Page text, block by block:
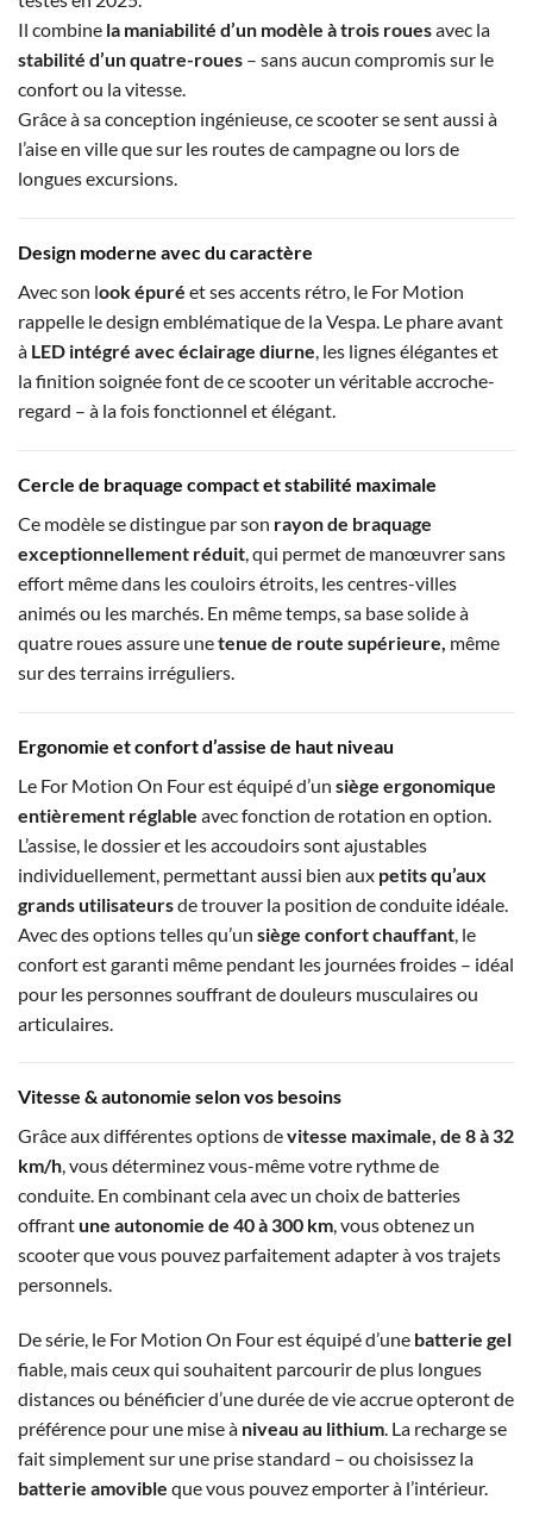
Il combine la maniabilité d’un modèle à trois rouesavec la
stabilité d’un quatre-roues – sans aucun compromis sur le
confort ou la vitesse.
Grâce à sa conception ingénieuse, ce scooter se sent aussi à
l’aise en ville que sur les routes de campagne ou lors de
longues excursions.
Design moderne avec du caractère
Avec son look épuré et ses accents rétro, le For Motion
rappelle le design emblématique de la Vespa. Le phare avant
à LED intégré avec éclairage diurne, les lignes élégantes et
la finition soignée font de ce scooter un véritable accroche-
regard – à la fois fonctionnel et élégant.
Cercle de braquage compact et stabilité maximale
Ce modèle se distingue par son rayon de braquage
exceptionnellement réduit, qui permet de manœuvrer sans
effort même dans les couloirs étroits, les centres-villes
animés ou les marchés. En même temps, sa base solide à
quatre roues assure unetenue de route supérieure, même
sur des terrains irréguliers.
Ergonomie et confort d’assise de haut niveau
Le For Motion On Four est équipé d’un siège ergonomique
entièrement réglable avec fonction de rotation en option.
L’assise, le dossier et les accoudoirs sont ajustables
individuellement, permettant aussi bien aux petits qu’aux
grands utilisateursde trouver la position de conduite idéale.
Avec des options telles qu’un siège confort chauffant , le
confort est garanti même pendant les journées froides – idéal
pour les personnes souffrant de douleurs musculaires ou
articulaires.
Vitesse & autonomie selon vos besoins
Grâce aux différentes options devitesse maximale, de 8 à 32
km/h, vous déterminez vous-même votre rythme de
conduite. En combinant cela avec un choix de batteries
offrantune autonomie de 40 à 300 km, vous obtenez un
scooter que vous pouvez parfaitement adapter à vos trajets
personnels.
De série, le For Motion On Four est équipé d’une batterie gel
fiable, mais ceux qui souhaitent parcourir de plus longues
distances ou bénéficier d’une durée de vie accrue opteront de
préférence pour une mise à niveau au lithium. La recharge se
fait simplement sur une prise standard – ou choisissez la
batterie amovible que vous pouvez emporter à l’intérieur.